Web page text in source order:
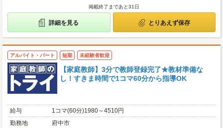
掲載終了まであと31日
詳細を見る とりあえず保存
アルバイト・パート 短期 未経験者歓迎
【家庭教師】3分で教師登録完了★教材準備な
し！すきま時間で1コマ60分から指導OK
給与
1コマ(60分)1980～4510円
勤務地
府中市